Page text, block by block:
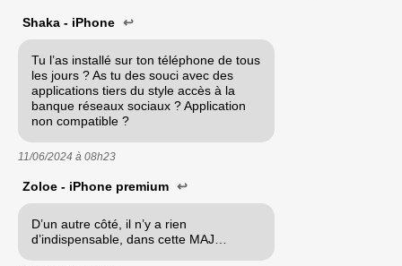
Shaka - iPhone ↩
Tu l’as installé sur ton téléphone de tous
les jours ? As tu des souci avec des
applications tiers du style accès à la
banque réseaux sociaux ? Application
non compatible ?
11/06/2024 à 08h23
Zoloe - iPhone premium ↩
D’un autre côté, il n’y a rien
d’indispensable, dans cette MAJ…